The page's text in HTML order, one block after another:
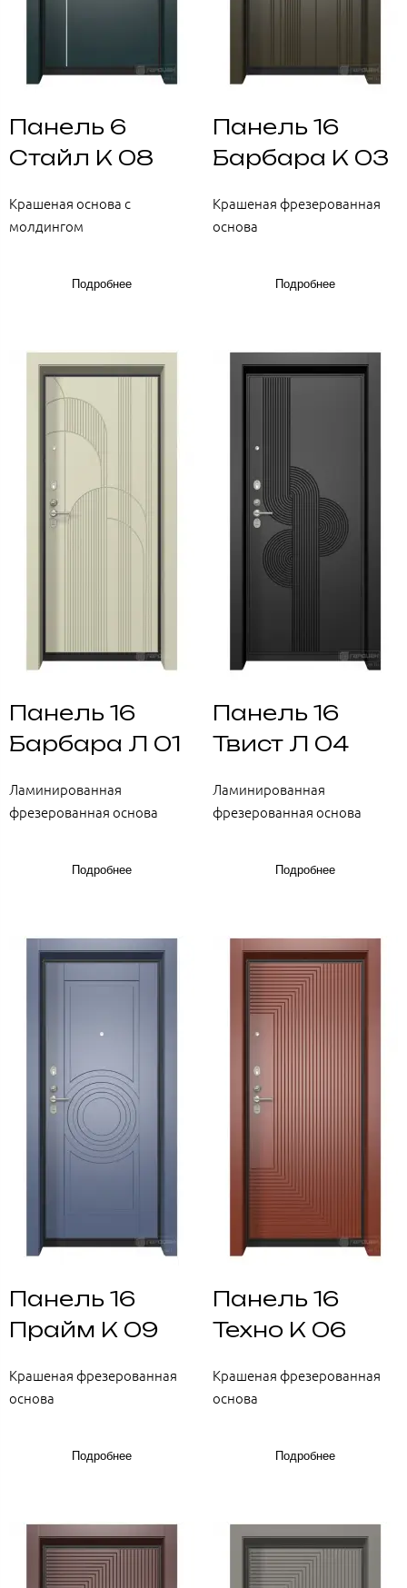
Панель 6
Стайл К 08
Крашеная основа с
молдингом
Подробнее
Панель 16
Барбара К 03
Крашеная фрезерованная
основа
Подробнее
Панель 16
Барбара Л 01
Ламинированная
фрезерованная основа
Подробнее
Панель 16
Твист Л 04
Ламинированная
фрезерованная основа
Подробнее
Панель 16
Прайм К 09
Крашеная фрезерованная
основа
Подробнее
Панель 16
Техно К 06
Крашеная фрезерованная
основа
Подробнее